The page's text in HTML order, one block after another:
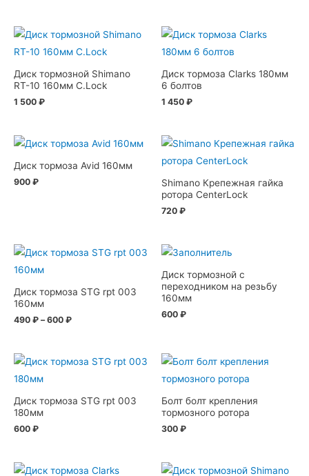
Диск тормозной Shimano
RT-10 160мм C.Lock
1 500 ₽
Диск тормоза Clarks 180мм
6 болтов
1 450 ₽
Диск тормоза Avid 160мм
900 ₽
Shimano Крепежная гайка
ротора CenterLock
720 ₽
Диск тормоза STG rpt 003
160мм
490 ₽ –600 ₽
Диск тормозной с
переходником на резьбу
160мм
600 ₽
Диск тормоза STG rpt 003
180мм
600 ₽
Болт болт крепления
тормозного ротора
300 ₽